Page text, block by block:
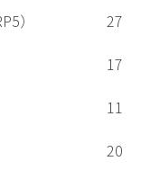
）
27
17
11
20